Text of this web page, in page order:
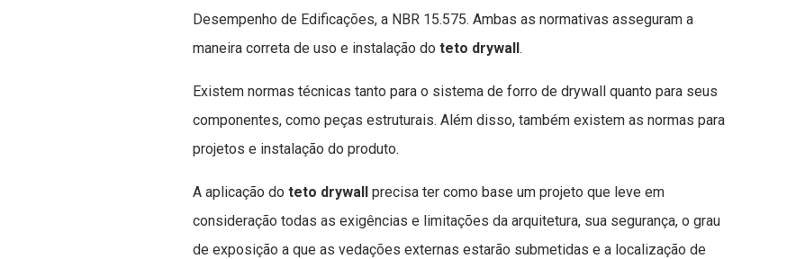
Desempenho de Edificações, a NBR 15.575. Ambas as normativas asseguram a
maneira correta de uso e instalação do teto drywall.
Existem normas técnicas tanto para o sistema de forro de drywall quanto para seus
componentes, como peças estruturais. Além disso, também existem as normas para
projetos e instalação do produto.
A aplicação do teto drywall precisa ter como base um projeto que leve em
consideração todas as exigências e limitações da arquitetura, sua segurança, o grau
de exposição a que as vedações externas estarão submetidas e a localização de